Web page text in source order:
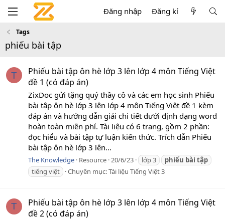
Đăng nhập Đăng kí
Tags
phiếu bài tập
T
Phiếu bài tập ôn hè lớp 3 lên lớp 4 môn Tiếng Việt
đề 1 (có đáp án)
ZixDoc gửi tặng quý thầy cô và các em học sinh Phiếu
bài tập ôn hè lớp 3 lên lớp 4 môn Tiếng Việt đề 1 kèm
đáp án và hướng dẫn giải chi tiết dưới định dạng word
hoàn toàn miễn phí. Tài liệu có 6 trang, gồm 2 phần:
đọc hiểu và bài tập tự luận kiến thức. Trích dẫn Phiếu
bài tập ôn hè lớp 3 lên...
The Knowledge Resource 20/6/23 lớp 3 phiếu bài tập
tiếng việt
Chuyên mục:Tài liệu Tiếng Việt 3
T
Phiếu bài tập ôn hè lớp 3 lên lớp 4 môn Tiếng Việt
đề 2 (có đáp án)